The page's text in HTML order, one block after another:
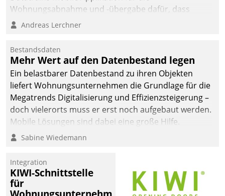
Wohnungsabnahme und -übergabe dafür, dass
Mieter wohlgeordnet kommen und, so es sein muss,
Andreas Lerchner
Bestandsdaten
Mehr Wert auf den Datenbestand legen
Ein belastbarer Datenbestand zu ihren Objekten
liefert Wohnungsunternehmen die Grundlage für die
Megatrends Digitalisierung und Effizienzsteigerung –
doch vielerorts muss er erst noch aufgebaut werden.
Mobile Lösungen sind dabei eine große Hilfe.
Sabine Wiedemann
Integration
KIWI-Schnittstelle
für